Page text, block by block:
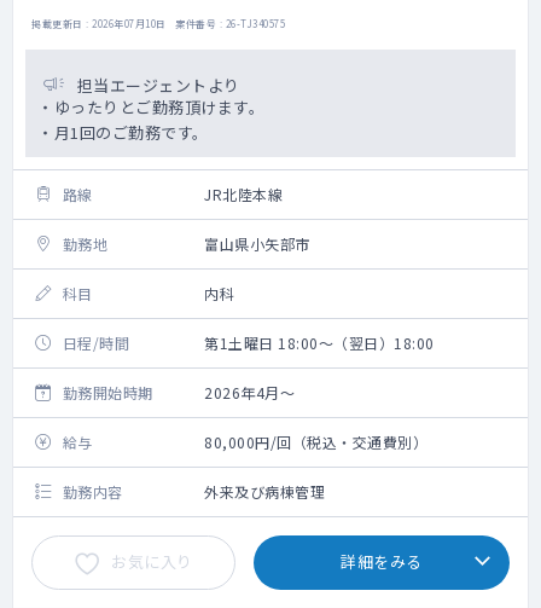
掲載更新日 : 2026年07月10日 案件番号 : 26-TJ340575
担当エージェントより
・ゆったりとご勤務頂けます。
・月1回のご勤務です。
路線 JR北陸本線
勤務地 富山県小矢部市
科目 内科
日程/時間 第1土曜日 18:00～（翌日）18:00
勤務開始時期 2026年4月～
給与 80,000円/回（税込・交通費別）
勤務内容 外来及び病棟管理
お気に入り 詳細をみる